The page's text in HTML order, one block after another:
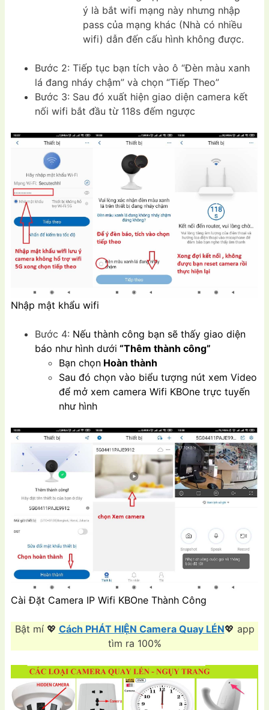
ý là bắt wifi mạng này nhưng nhập
pass của mạng khác (Nhà có nhiều
wifi) dẫn đến cấu hình không được.
Bước 2: Tiếp tục bạn tích vào ô “Đèn màu xanh
lá đang nháy chậm” và chọn “Tiếp Theo”
Bước 3: Sau đó xuất hiện giao diện camera kết
nối wifi bắt đầu từ 118s đếm ngược
Nhập mật khẩu wifi
Bước 4: Nếu thành công bạn sẽ thấy giao diện
báo như hình dưới “Thêm thành công”
Bạn chọn Hoàn thành
Sau đó chọn vào biểu tượng nút xem Video
để mở xem camera Wifi KBOne trực tuyến
như hình
Cài Đặt Camera IP Wifi KBOne Thành Công
Bật mí 💖 Cách PHÁT HIỆN Camera Quay LÉN💖 app
tìm ra 100%